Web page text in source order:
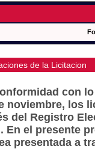
de la Licitacion
con
noviembre, los
del Registro
En el presente
presentada a